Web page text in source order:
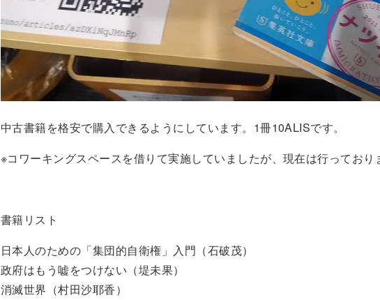
中古書籍を格安で購入できるようにしています。1冊10ALISです。
※コワーキングスペースを借りて実施していましたが、現在は行っており
書籍リスト
日本人のための「集団的自衛権」入門（石破茂）
政府はもう嘘をつけない（堤未果）
消滅世界（村田沙耶香）